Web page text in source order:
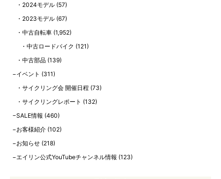
2024モデル (57)
2023モデル (67)
中古自転車 (1,952)
中古ロードバイク (121)
中古部品 (139)
イベント (311)
サイクリング会 開催日程 (73)
サイクリングレポート (132)
SALE情報 (460)
お客様紹介 (102)
お知らせ (218)
エイリン公式YouTubeチャンネル情報 (123)